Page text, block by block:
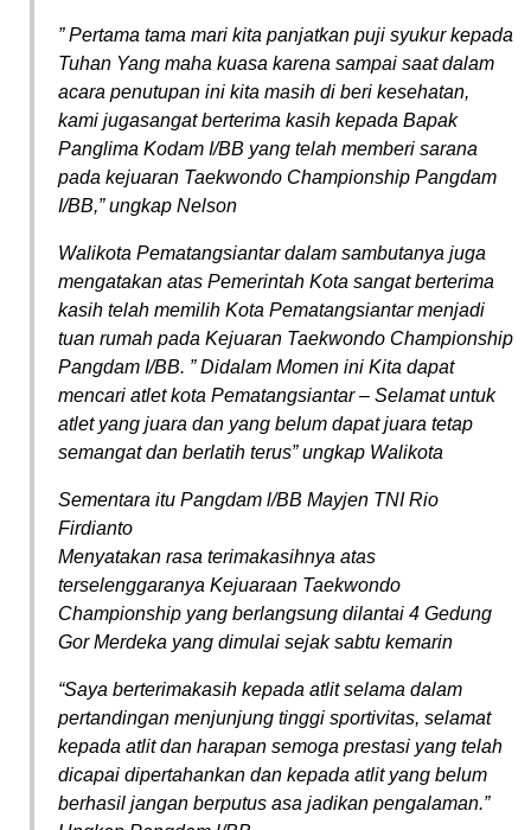
” Pertama tama mari kita panjatkan puji syukur kepada
Tuhan Yang maha kuasa karena sampai saat dalam
acara penutupan ini kita masih di beri kesehatan,
kami jugasangat berterima kasih kepada Bapak
Panglima Kodam I/BB yang telah memberi sarana
pada kejuaran Taekwondo Championship Pangdam
I/BB,” ungkap Nelson
Walikota Pematangsiantar dalam sambutanya juga
mengatakan atas Pemerintah Kota sangat berterima
kasih telah memilih Kota Pematangsiantar menjadi
tuan rumah pada Kejuaran Taekwondo Championship
Pangdam I/BB. ” Didalam Momen ini Kita dapat
mencari atlet kota Pematangsiantar – Selamat untuk
atlet yang juara dan yang belum dapat juara tetap
semangat dan berlatih terus” ungkap Walikota
Sementara itu Pangdam l/BB Mayjen TNI Rio
Firdianto
Menyatakan rasa terimakasihnya atas
terselenggaranya Kejuaraan Taekwondo
Championship yang berlangsung dilantai 4 Gedung
Gor Merdeka yang dimulai sejak sabtu kemarin
“Saya berterimakasih kepada atlit selama dalam
pertandingan menjunjung tinggi sportivitas, selamat
kepada atlit dan harapan semoga prestasi yang telah
dicapai dipertahankan dan kepada atlit yang belum
berhasil jangan berputus asa jadikan pengalaman.”